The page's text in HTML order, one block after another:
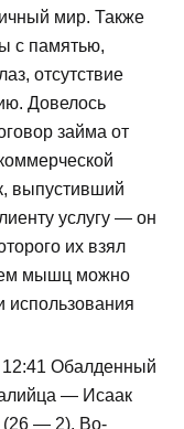
мир. Также
с памятью,
отсутствие
Довелось
займа от
выпустивший
услугу — он
их взял
мышц можно
использования
12:41 Обалденный
— Исаак
(26 — 2). Во-